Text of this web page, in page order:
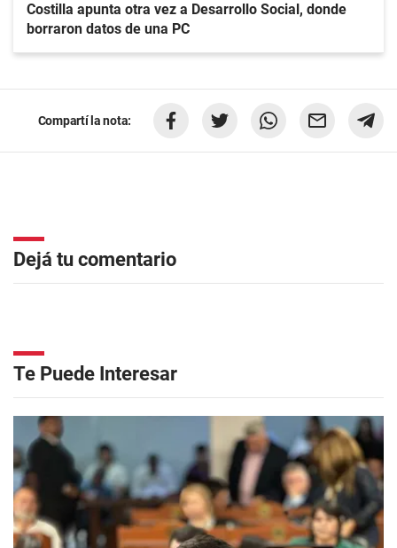
Costilla apunta otra vez a Desarrollo Social, donde
borraron datos de una PC
Compartí la nota:
Dejá tu comentario
Te Puede Interesar